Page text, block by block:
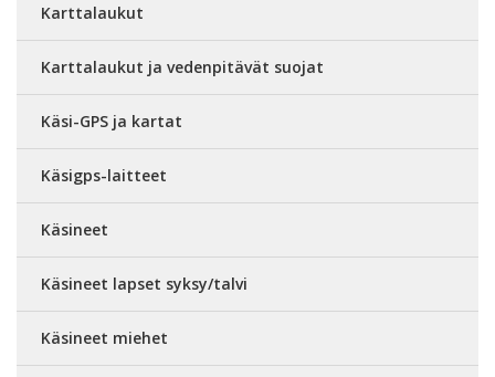
Karttalaukut
Karttalaukut ja vedenpitävät suojat
Käsi-GPS ja kartat
Käsigps-laitteet
Käsineet
Käsineet lapset syksy/talvi
Käsineet miehet